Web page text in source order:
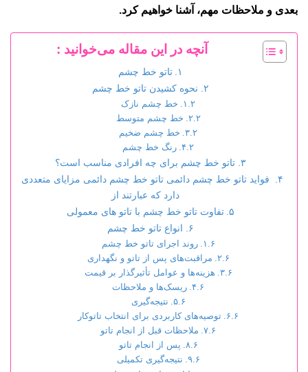
بعدی و ملاحظات مهم، آشنا خواهیم کرد.
آنچه در این مقاله می‌خوانید :
تاتو خط چشم
نحوه کشیدن تاتو خط چشم
خط چشم نازک
خط چشم متوسط
خط چشم ضخیم
رنگ خط چشم
تاتو خط چشم برای چه افرادی مناسب است؟
فواید تاتو خط چشم دائمی تاتو خط چشم دائمی مزایای متعددی
دارد که عبارتند از
تفاوت تاتو خط چشم با تاتو های معمولی
انواع تاتو خط چشم
روند اجرای تاتو خط چشم
مراقبت‌های پس از تاتو و نگهداری
هزینه‌ها و عوامل تأثیرگذار بر قیمت
ریسک‌ها و ملاحظات
نتیجه‌گیری
توصیه‌های کاربردی برای انتخاب تاتوکار
ملاحظات قبل از انجام تاتو
پس از انجام تاتو
نتیجه‌گیری تکمیلی